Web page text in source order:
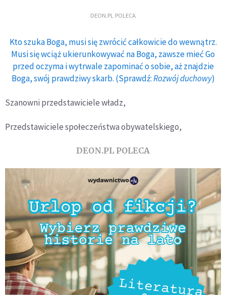
DEON.PL POLECA
Kto szuka Boga, musi się zwrócić całkowicie do wewnątrz.
Musi się wciąż ukierunkowywać na Boga, zawsze mieć Go
przed oczyma i wytrwale zapominać o sobie, aż znajdzie
Boga, swój prawdziwy skarb. (Sprawdź:Rozwój duchowy)
Szanowni przedstawiciele władz,
Przedstawiciele społeczeństwa obywatelskiego,
DEON.PL POLECA